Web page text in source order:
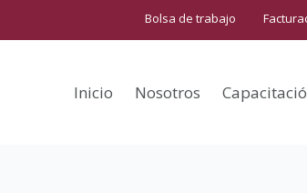
Bolsa de trabajo
Inicio Nosotros